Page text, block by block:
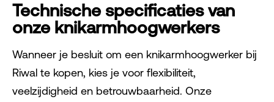
Technische specificaties van
onze knikarmhoogwerkers
Wanneer je besluit om een knikarmhoogwerker bij
Riwal te kopen, kies je voor flexibiliteit,
veelzijdigheid en betrouwbaarheid. Onze